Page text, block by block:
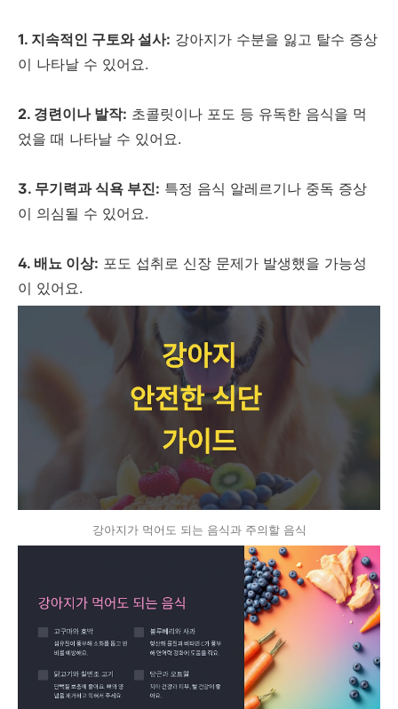
1. 지속적인 구토와 설사: 강아지가 수분을 잃고 탈수 증상
이 나타날 수 있어요.
2. 경련이나 발작: 초콜릿이나 포도 등 유독한 음식을 먹
었을 때 나타날 수 있어요.
3. 무기력과 식욕 부진: 특정 음식 알레르기나 중독 증상
이 의심될 수 있어요.
4. 배뇨 이상: 포도 섭취로 신장 문제가 발생했을 가능성
이 있어요.
강아지가 먹어도 되는 음식과 주의할 음식